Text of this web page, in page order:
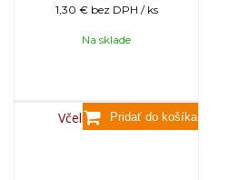
1,30 € bez DPH / ks
Na sklade
Včelí vosk, 3,5kg